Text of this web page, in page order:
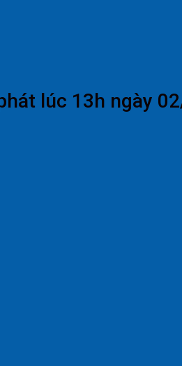
lúc 13h ngày